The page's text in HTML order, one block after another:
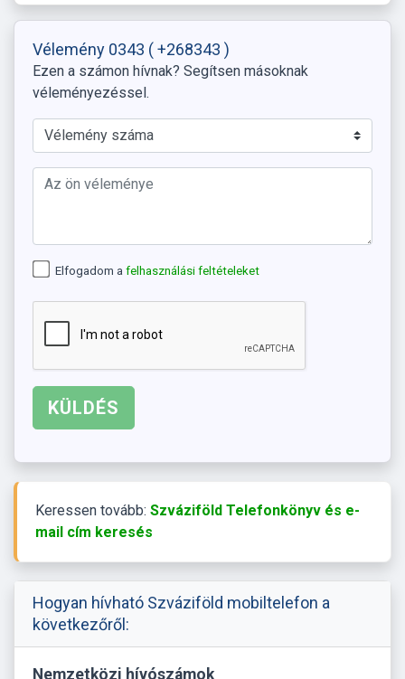
Vélemény 0343 ( +268343 )
Ezen a számon hívnak? Segítsen másoknak
véleményezéssel.
Elfogadom a felhasználási feltételeket
Keressen tovább: Szváziföld Telefonkönyv és e-
mail cím keresés
Hogyan hívható Szváziföld mobiltelefon a
következőről:
Nemzetközi hívószámok